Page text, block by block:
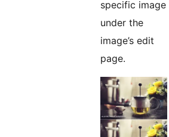
specific image
under the
image’s edit
page.